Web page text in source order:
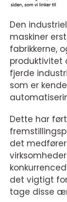
Den
maskiner
fabrikkerne,
produktivitet
fjerde
som er
Dette har
det
det vigtigt
tage disse